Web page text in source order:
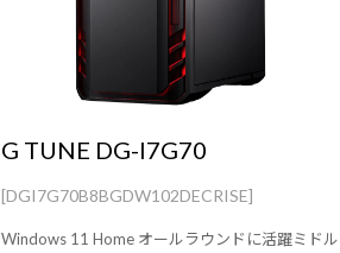
G TUNE DG-I7G70
[DGI7G70B8BGDW102DECRISE]
Windows 11 Home オールラウンドに活躍ミドル